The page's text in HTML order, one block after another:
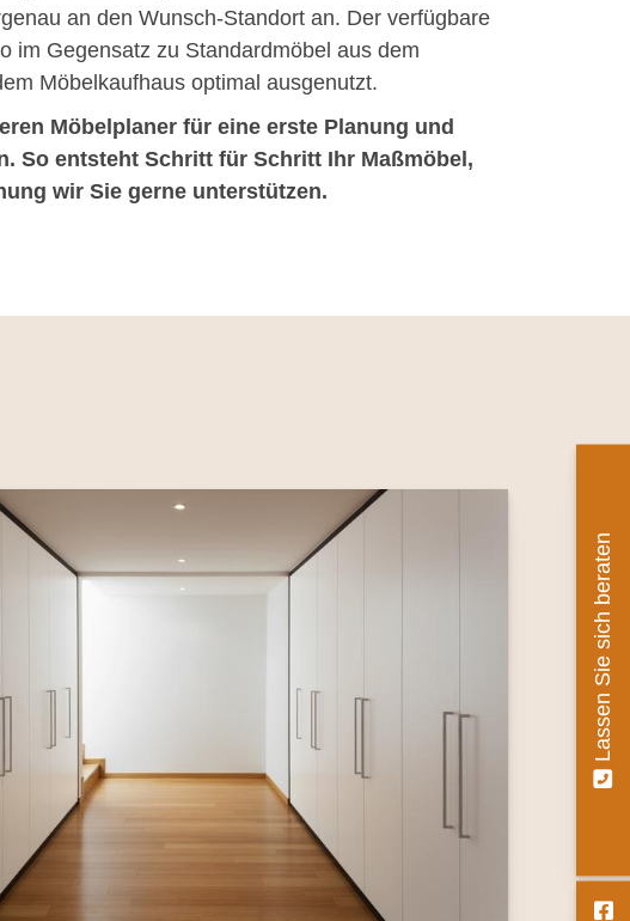
an den Wunsch-Standort an. Der verfügbare
im Gegensatz zu Standardmöbel aus dem
Möbelkaufhaus optimal ausgenutzt.
Möbelplaner für eine erste Planung und
So entsteht Schritt für Schritt Ihr Maßmöbel,
wir Sie gerne unterstützen.
Lassen Sie sich beraten